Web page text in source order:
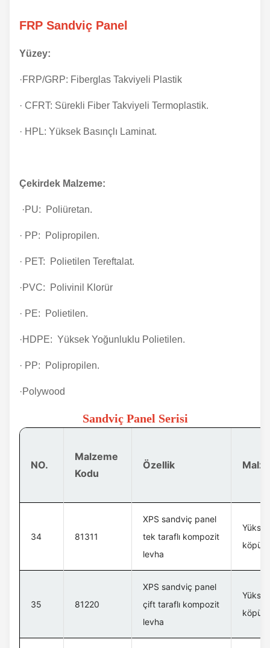
FRP Sandviç Panel
Yüzey:
·FRP/GRP: Fiberglas Takviyeli Plastik
· CFRT: Sürekli Fiber Takviyeli Termoplastik.
· HPL: Yüksek Basınçlı Laminat.
Çekirdek Malzeme:
·PU: Poliüretan.
· PP: Polipropilen.
· PET: Polietilen Tereftalat.
·PVC: Polivinil Klorür
· PE: Polietilen.
·HDPE: Yüksek Yoğunluklu Polietilen.
· PP: Polipropilen.
·Polywood
Sandviç Panel Serisi
NO.
Malzeme
Kodu
Özellik
34 81311
XPS sandviç panel
tek taraflı kompozit
levha
köpük
35 81220
XPS sandviç panel
çift taraflı kompozit
levha
köpük